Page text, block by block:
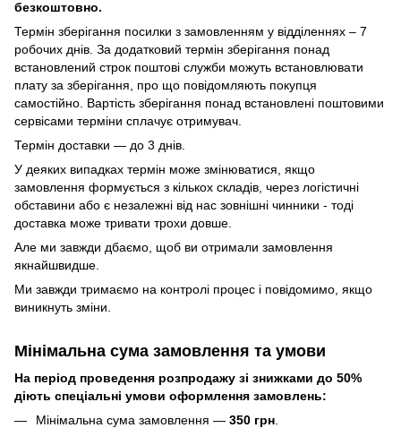
безкоштовно.
Термін зберігання посилки з замовленням у відділеннях – 7
робочих днів. За додатковий термін зберігання понад
встановлений строк поштові служби можуть встановлювати
плату за зберігання, про що повідомляють покупця
самостійно. Вартість зберігання понад вcтановлені поштовими
сервісами терміни сплачує отримувач.
Термін доставки — до 3 днів.
У деяких випадках термін може змінюватися, якщо
замовлення формується з кількох складів, через логістичні
обставини або є незалежні від нас зовнішні чинники - тоді
доставка може тривати трохи довше.
Але ми завжди дбаємо, щоб ви отримали замовлення
якнайшвидше.
Ми завжди тримаємо на контролі процес і повідомимо, якщо
виникнуть зміни.
Мінімальна сума замовлення та умови
На період проведення розпродажу зі знижками до 50%
діють спеціальні умови оформлення замовлень:
Мінімальна сума замовлення — 350 грн